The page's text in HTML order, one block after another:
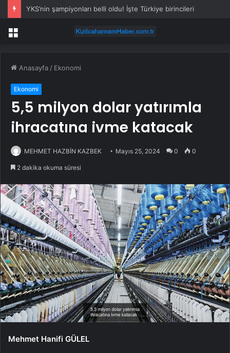
YKS’nin şampiyonları belli oldu! İşte Türkiye birincileri
Menü
Anasayfa / Ekonomi
Ekonomi
5,5 milyon dolar yatırımla
ihracatına ivme katacak
MEHMET HAZBİN KAZBEK Mayıs 25, 2024 0 0
2 dakika okuma süresi
Mehmet Hanifi GÜLEL